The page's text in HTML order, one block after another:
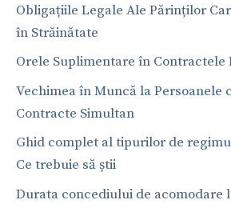
Obligațiile Legale Ale Părinților
în Străinătate
Orele Suplimentare în Contractele
Vechimea în Muncă la Persoanele
Contracte Simultan
Ghid complet al tipurilor de
Ce trebuie să știi
Durata concediului de acomodare